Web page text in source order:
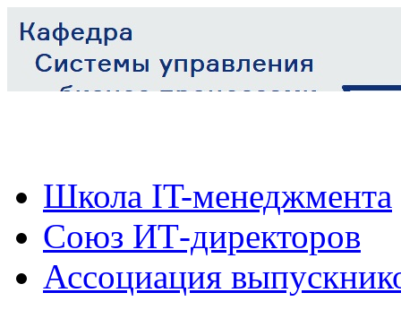
Школа IT-менеджмента
Союз ИТ-директоров
Ассоциация